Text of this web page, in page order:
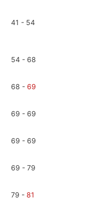
41 - 54
54 - 68
68 - 69
69 - 69
69 - 69
69 - 79
79 - 81